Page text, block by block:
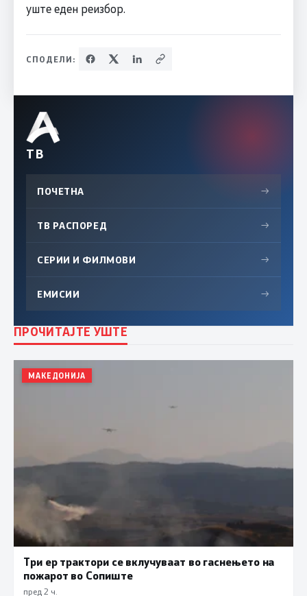
уште еден реизбор.
СПОДЕЛИ:
ТВ
ПОЧЕТНА →
ТВ РАСПОРЕД →
СЕРИИ И ФИЛМОВИ →
ЕМИСИИ →
ПРОЧИТАЈТЕ УШТЕ
МАКЕДОНИЈА
Три ер трактори се вклучуваат во гаснењето на
пожарот во Сопиште
пред 2 ч.